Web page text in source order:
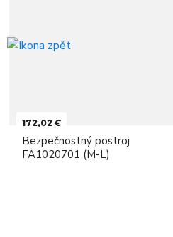
172,02 €
Bezpečnostný postroj
FA1020701 (M-L)